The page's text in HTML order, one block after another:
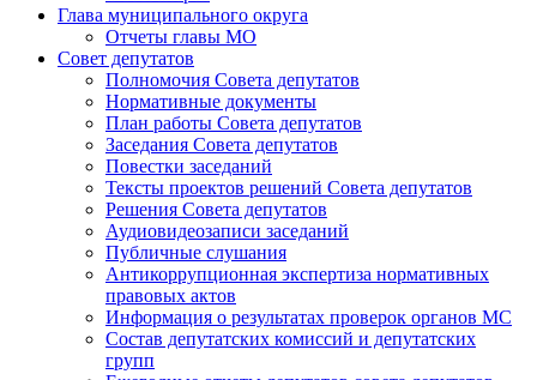
Глава муниципального округа
Отчеты главы МО
Совет депутатов
Полномочия Совета депутатов
Нормативные документы
План работы Совета депутатов
Заседания Cовета депутатов
Повестки заседаний
Тексты проектов решений Совета депутатов
Решения Совета депутатов
Аудиовидеозаписи заседаний
Публичные слушания
Антикоррупционная экспертиза нормативных
правовых актов
Информация о результатах проверок органов МС
Состав депутатских комиссий и депутатских
групп